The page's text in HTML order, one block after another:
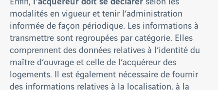
modalités en vigueur et tenir l’administration
informée de façon périodique. Les informations à
transmettre sont regroupées par catégorie. Elles
comprennent des données relatives à l’identité du
maître d’ouvrage et celle de l’acquéreur des
logements. Il est également nécessaire de fournir
des informations relatives à la localisation, à la